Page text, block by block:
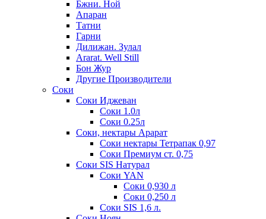
Бжни. Ной
Апаран
Татни
Гарни
Дилижан. Зулал
Ararat. Well Still
Бон Жур
Другие Производители
Соки
Соки Иджеван
Соки 1.0л
Соки 0.25л
Соки, нектары Арарат
Соки нектары Тетрапак 0,97
Соки Премиум ст. 0,75
Соки SIS Натурал
Соки YAN
Соки 0,930 л
Соки 0,250 л
Соки SIS 1,6 л.